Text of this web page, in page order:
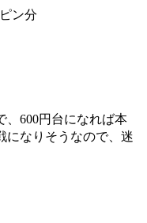
ン分
、600円台になれば本
になりそうなので、迷